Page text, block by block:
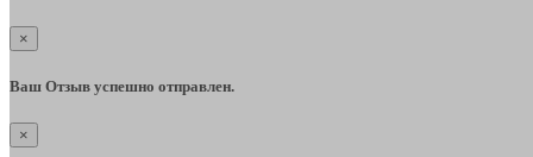
×
Ваш Отзыв успешно отправлен.
×